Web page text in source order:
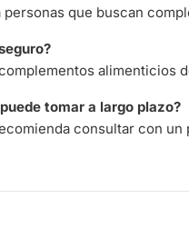
personas que buscan
alimenticios
tomar a largo plazo?
consultar con